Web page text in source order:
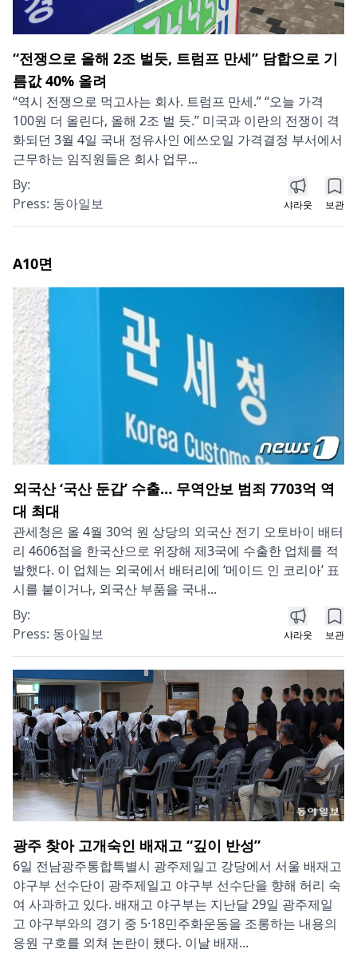
“전쟁으로 올해 2조 벌듯, 트럼프 만세” 담합으로 기
름값 40% 올려
“역시 전쟁으로 먹고사는 회사. 트럼프 만세.” “오늘 가격
100원 더 올린다, 올해 2조 벌 듯.” 미국과 이란의 전쟁이 격
화되던 3월 4일 국내 정유사인 에쓰오일 가격결정 부서에서
근무하는 임직원들은 회사 업무...
By:
Press: 동아일보 샤라웃 보관
A10면
외국산 ‘국산 둔갑’ 수출… 무역안보 범죄 7703억 역
대 최대
관세청은 올 4월 30억 원 상당의 외국산 전기 오토바이 배터
리 4606점을 한국산으로 위장해 제3국에 수출한 업체를 적
발했다. 이 업체는 외국에서 배터리에 ‘메이드 인 코리아’ 표
시를 붙이거나, 외국산 부품을 국내...
By:
Press: 동아일보 샤라웃 보관
광주 찾아 고개숙인 배재고 “깊이 반성”
6일 전남광주통합특별시 광주제일고 강당에서 서울 배재고
야구부 선수단이 광주제일고 야구부 선수단을 향해 허리 숙
여 사과하고 있다. 배재고 야구부는 지난달 29일 광주제일
고 야구부와의 경기 중 5·18민주화운동을 조롱하는 내용의
응원 구호를 외쳐 논란이 됐다. 이날 배재...